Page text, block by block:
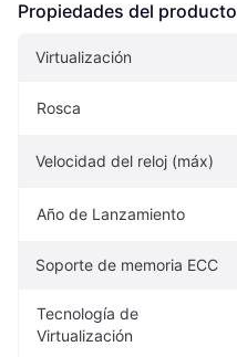
Propiedades del producto
Virtualización
Rosca
Velocidad del reloj (máx)
Año de Lanzamiento
Soporte de memoria ECC
Tecnología de
Virtualización